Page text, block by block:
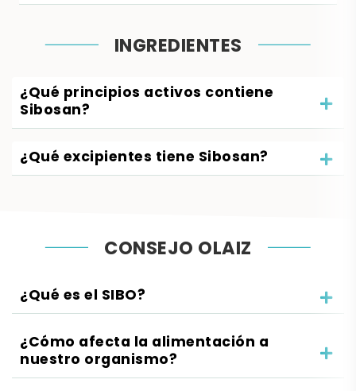
INGREDIENTES
¿Qué principios activos contiene
Sibosan?
¿Qué excipientes tiene Sibosan?
CONSEJO OLAIZ
¿Qué es el SIBO?
¿Cómo afecta la alimentación a
nuestro organismo?